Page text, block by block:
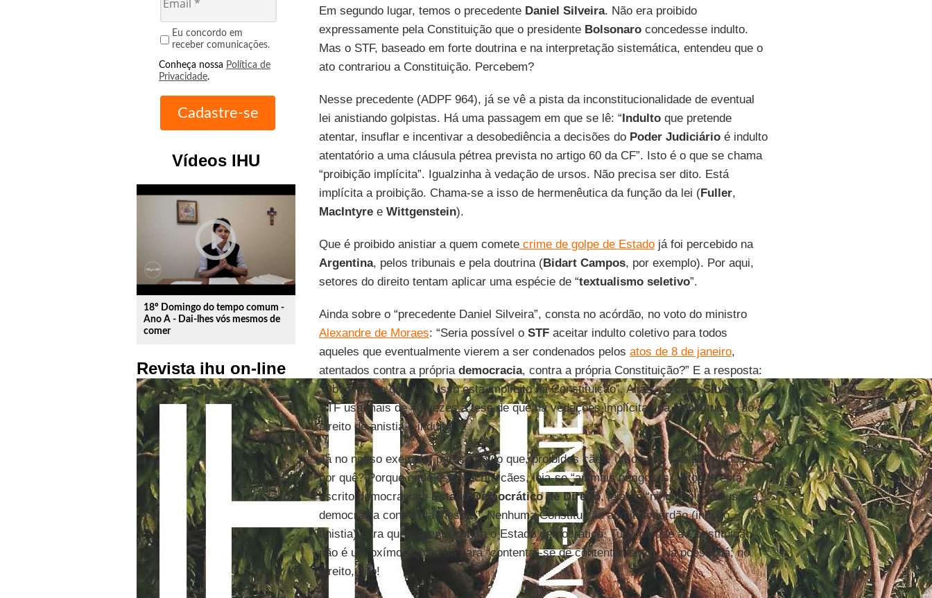
Eu concordo em
receber comunicações.
Conheça nossa Política de
Privacidade.
Vídeos IHU
play_circle_outline
18º Domingo do tempo comum -
Ano A - Dai-lhes vós mesmos de
comer
Revista ihu on-line
Em segundo lugar, temos o precedenteDaniel Silveira. Não era proibido
expressamente pela Constituição que o presidente Bolsonaroconcedesse indulto.
Mas o STF, baseado em forte doutrina e na interpretação sistemática, entendeu que o
ato contrariou a Constituição. Percebem?
Nesse precedente (ADPF 964), já se vê a pista da inconstitucionalidade de eventual
lei anistiando golpistas. Há uma passagem em que se lê: “Indultoque pretende
atentar, insuflar e incentivar a desobediência a decisões doPoder Judiciárioé indulto
atentatório a uma cláusula pétrea prevista no artigo 60 da CF”. Isto é o que se chama
“proibição implícita”. Igualzinha à vedação de ursos. Não precisa ser dito. Está
implícita a proibição. Chama-se a isso de hermenêutica da função da lei (Fuller,
MacIntyree Wittgenstein).
Que é proibido anistiar a quem cometecrime de golpe de Estadojá foi percebido na
Argentina, pelos tribunais e pela doutrina (Bidart Campos, por exemplo). Por aqui,
setores do direito tentam aplicar uma espécie de “textualismo seletivo”.
Ainda sobre o “precedente Daniel Silveira”, consta no acórdão, no voto do ministro
Alexandre de Moraes: “Seria possível o STFaceitar indulto coletivo para todos
aqueles que eventualmente vierem a ser condenados pelos atos de 8 de janeiro,
atentados contra a própria democracia, contra a própria Constituição?” E a resposta:
“Obviamente que não. Isso está implícito na Constituição”. Aliás, no casoSilveira, o
STF usa mais de 40 vezes a tese de que há vedações implícitas na Constituição ao
direito de anistia e indulto.
Já no nosso exemplo, parece óbvio que, proibidos cães, ursos não são permitidos. E
por quê? Porque onde está escrito cães, leia-se “animais perigosos”. E onde está
escrito democracia eEstado Democrático de Direito, leia-se “ninguém pode usar a
democracia contra ela mesma”. Nenhuma Constituição admitirá perdão (indulto,
anistia) para quem atenta contra o Estado democrático. Tudo porque a Constituição
não é um oxímoro. Não dá para “contentar-se de contentamento”. Na poesia dá; no
direito, não!